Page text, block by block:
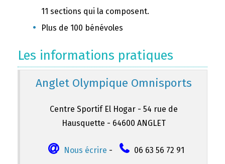
11 sections qui la composent.
Plus de 100 bénévoles
Les informations pratiques
Anglet Olympique Omnisports
Centre Sportif El Hogar - 54 rue de
Hausquette - 64600 ANGLET
Nous écrire - 06 63 56 72 91